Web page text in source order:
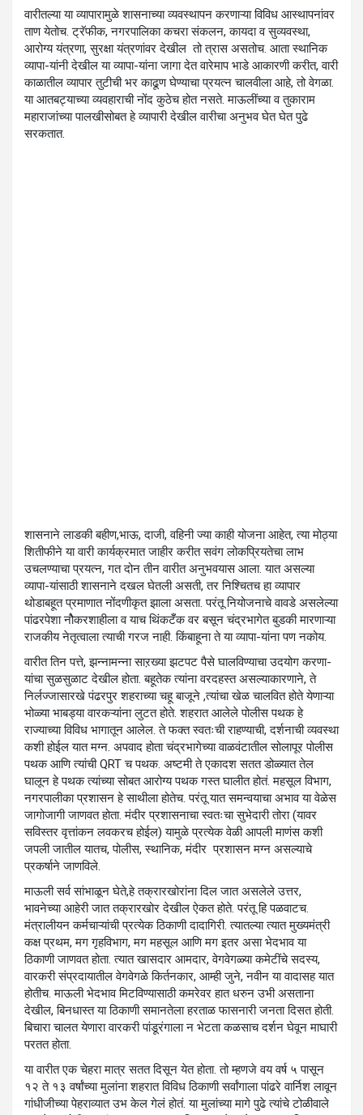
वारीतल्या या व्यापारामुळे शासनाच्या व्यवस्थापन करणाऱ्या विविध आस्थापनांवर
ताण येतोच. ट्रॅफीक, नगरपालिका कचरा संकलन, कायदा व सुव्यवस्था,
आरोग्य यंत्रणा, सुरक्षा यंत्रणांवर देखील तो त्रास असतोच. आता स्थानिक
व्यापा-यांनी देखील या व्यापा-यांना जागा देत वारेमाप भाडे आकारणी करीत, वारी
काळातील व्यापार तुटीची भर काढूण घेण्याचा प्रयत्न चालवीला आहे, तो वेगळा.
या आतबट्याच्या व्यवहाराची नोंद कुठेच होत नसते. माऊलींच्या व तुकाराम
महाराजांच्या पालखीसोबत हे व्यापारी देखील वारीचा अनुभव घेत घेत पुढे
सरकतात.
शासनाने लाडकी बहीण,भाऊ, दाजी, वहिनी ज्या काही योजना आहेत, त्या मोठ्या
शितीफीने या वारी कार्यक्रमात जाहीर करीत सवंग लोकप्रियतेचा लाभ
उचलण्याचा प्रयत्न, गत दोन तीन वारीत अनुभवयास आला. यात असल्या
व्यापा-यांसाठी शासनाने दखल घेतली असती, तर निश्चितच हा व्यापार
थोडाबहूत प्रमाणात नोंदणीकृत झाला असता. परंतू नियोजनाचे वावडे असलेल्या
पांढरपेशा नोैकरशाहीला व याच थिंकटॅँक वर बसून चंद्रभागेत बुडकी मारणाऱ्या
राजकीय नेतृत्वाला त्याची गरज नाही. किंबाहूना ते या व्यापा-यांना पण नकोय.
वारीत तिन पत्ते, झन्नामन्ना साऱख्या झटपट पैसे घालविण्याचा उदयोग करणा-
यांचा सुळसुळाट देखील होता. बहूतेक त्यांना वरदहस्त असल्याकारणाने, ते
निर्लज्जासारखे पंढरपुर शहराच्या चहू बाजूने ,त्यांचा खेळ चालवित होते येणाऱ्या
भोळ्या भाबड्या वारकऱ्यांना लुटत होते. शहरात आलेले पोलीस पथक हे
राज्याच्या विविध भागातून आलेल. ते फक्त स्वतःची राहण्याची, दर्शनाची व्यवस्था
कशी होईल यात मग्न. अपवाद होता चंद्रभागेच्या वाळवंटातील सोलापूर पोलीस
पथक आणि त्यांची QRT च पथक. अष्टमी ते एकादश सतत डोळ्यात तेल
घालून हे पथक त्यांच्या सोबत आरोग्य पथक गस्त घालीत होतं. महसूल विभाग,
नगरपालीका प्रशासन हे साथीला होतेच. परंतू यात समन्वयाचा अभाव या वेळेस
जागोजागी जाणवत होता. मंदीर प्रशासनाचा स्वतःचा सुभेदारी तोरा (यावर
सविस्तर वृत्तांकन लवकरच होईल) यामुळे प्रत्येक वेळी आपली माणंस कशी
जपली जातील यातच, पोलीस, स्थानिक, मंदीर प्रशासन मग्न असल्याचे
प्रकर्षाने जाणविले.
माऊली सर्व सांभाळून घेते,हे तक्रारखोरांना दिल जात असलेले उत्तर,
भावनेच्या आहेरी जात तक्रारखोर देखील ऐकत होते. परंतू हि पळवाटच.
मंत्रालीयन कर्मचाऱ्यांची प्रत्येक ठिकाणी दादागिरी. त्यातल्या त्यात मुख्यमंत्री
कक्ष प्रथम, मग गृहविभाग, मग महसूल आणि मग इतर असा भेदभाव या
ठिकाणी जाणवत होता. त्यात खासदार आमदार, वेगवेगळ्या कमेटींचे सदस्य,
वारकरी संप्रदायातील वेगवेगळे किर्तनकार, आम्ही जुने, नवीन या वादासह यात
होतीच. माऊली भेदभाव मिटविण्यासाठी कमरेवर हात धरुन उभी असताना
देखील, बिनधास्त या ठिकाणी समानतेला हरताळ फासनारी जनता दिसत होती.
बिचारा चालत येणारा वारकरी पांडूरंगाला न भेटता कळसाच दर्शन घेवून माघारी
परतत होता.
या वारीत एक चेहरा मात्र सतत दिसून येत होता. तो म्हणजे वय वर्ष ५ पासून
१२ ते १३ वर्षांच्या मुलांना शहरात विविध ठिकाणी सर्वांगाला पांढरे वार्निश लावून
गांधीजीच्या पेहराव्यात उभ केल गेलं होतं. या मुलांच्या मागे पुढे त्यांचे टोळीवाले